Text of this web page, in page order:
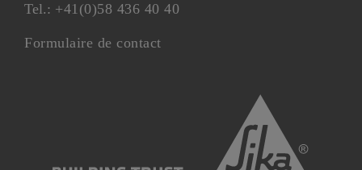
Tel.: +41(0)58 436 40 40
Formulaire de contact